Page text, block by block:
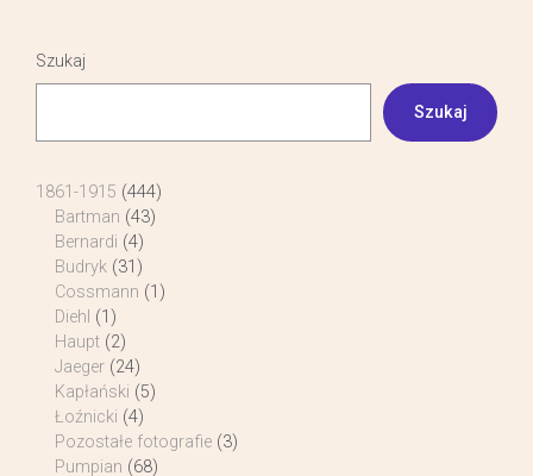
Szukaj
Szukaj
1861-1915 (444)
Bartman (43)
Bernardi (4)
Budryk (31)
Cossmann (1)
Diehl (1)
Haupt (2)
Jaeger (24)
Kapłański (5)
Łoźnicki (4)
Pozostałe fotografie (3)
Pumpian (68)